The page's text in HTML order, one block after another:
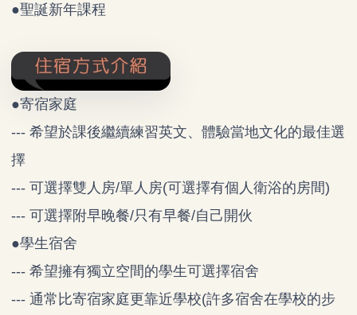
●聖誕新年課程
●寄宿家庭
--- 希望於課後繼續練習英文、體驗當地文化的最佳選
擇
--- 可選擇雙人房/單人房(可選擇有個人衛浴的房間)
--- 可選擇附早晚餐/只有早餐/自己開伙
●學生宿舍
--- 希望擁有獨立空間的學生可選擇宿舍
--- 通常比寄宿家庭更靠近學校(許多宿舍在學校的步